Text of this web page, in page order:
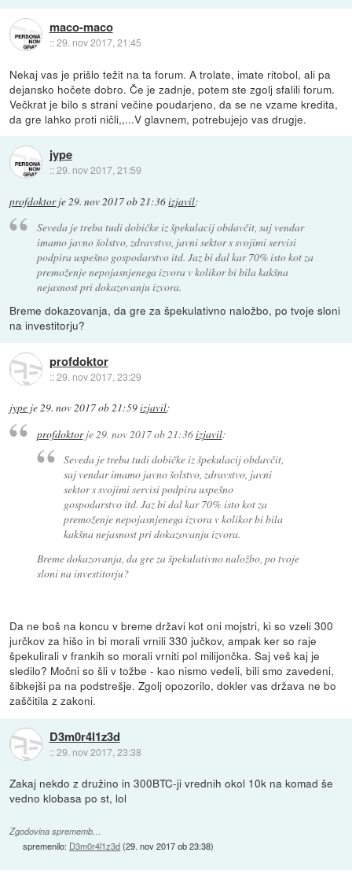
maco-maco
::29. nov 2017, 21:45
Nekaj vas je prišlo težit na ta forum. A trolate, imate ritobol, ali pa
dejansko hočete dobro. Če je zadnje, potem ste zgolj sfalili forum.
Večkrat je bilo s strani večine poudarjeno, da se ne vzame kredita,
da gre lahko proti ničli,,...V glavnem, potrebujejo vas drugje.
jype
::29. nov 2017, 21:59
profdoktorje29. nov 2017 ob 21:36izjavil:
Seveda je treba tudi dobičke iz špekulacij obdavčit, saj vendar
imamo javno šolstvo, zdravstvo, javni sektor s svojimi servisi
podpira uspešno gospodarstvo itd. Jaz bi dal kar 70% isto kot za
premoženje nepojasnjenega izvora v kolikor bi bila kakšna
nejasnost pri dokazovanju izvora.
Breme dokazovanja, da gre za špekulativno naložbo, po tvoje sloni
na investitorju?
profdoktor
::29. nov 2017, 23:29
jype je29. nov 2017 ob 21:59izjavil:
profdoktorje 29. nov 2017 ob 21:36izjavil:
Seveda je treba tudi dobičke iz špekulacij obdavčit,
saj vendar imamo javno šolstvo, zdravstvo, javni
sektor s svojimi servisi podpira uspešno
gospodarstvo itd. Jaz bi dal kar 70% isto kot za
premoženje nepojasnjenega izvora v kolikor bi bila
kakšna nejasnost pri dokazovanju izvora.
Breme dokazovanja, da gre za špekulativno naložbo, po tvoje
sloni na investitorju?
Da ne boš na koncu v breme državi kot oni mojstri, ki so vzeli 300
jurčkov za hišo in bi morali vrnili 330 jučkov, ampak ker so raje
špekulirali v frankih so morali vrniti pol milijončka. Saj veš kaj je
sledilo? Močni so šli v tožbe - kao nismo vedeli, bili smo zavedeni,
šibkejši pa na podstrešje. Zgolj opozorilo, dokler vas država ne bo
zaščitila z zakoni.
D3m0r4l1z3d
::29. nov 2017, 23:38
Zakaj nekdo z družino in 300BTC-ji vrednih okol 10k na komad še
vedno klobasa po st, lol
Zgodovina sprememb…
spremenilo: D3m0r4l1z3d(29. nov 2017 ob 23:38)